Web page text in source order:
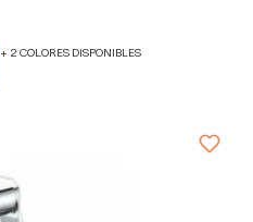
+ 2 COLORES DISPONIBLES